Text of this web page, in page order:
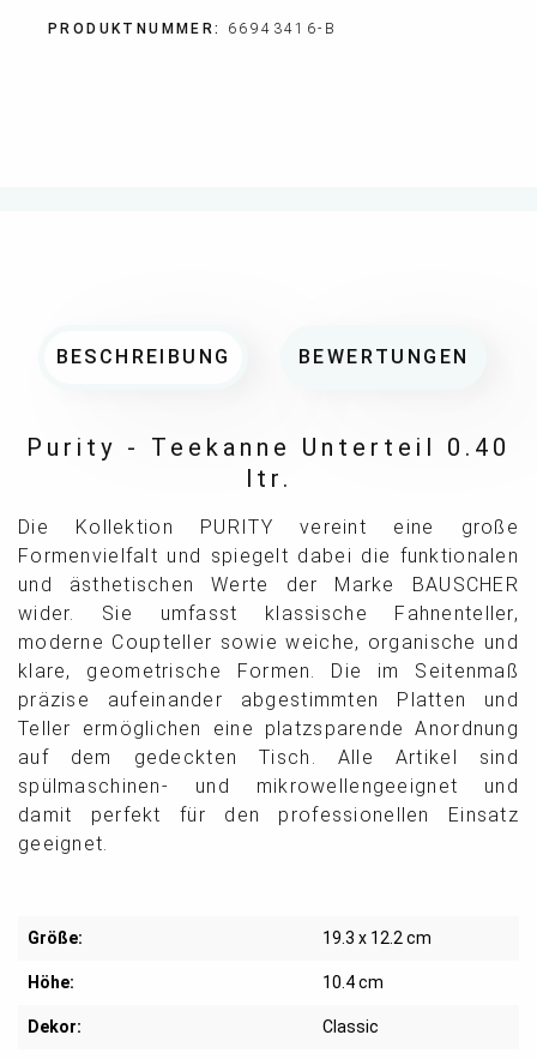
PRODUKTNUMMER: 66943416-B
BESCHREIBUNG BEWERTUNGEN
Purity - Teekanne Unterteil 0.40
ltr.
Die Kollektion PURITY vereint eine große
Formenvielfalt und spiegelt dabei die funktionalen
und ästhetischen Werte der Marke BAUSCHER
wider. Sie umfasst klassische Fahnenteller,
moderne Coupteller sowie weiche, organische und
klare, geometrische Formen. Die im Seitenmaß
präzise aufeinander abgestimmten Platten und
Teller ermöglichen eine platzsparende Anordnung
auf dem gedeckten Tisch. Alle Artikel sind
spülmaschinen- und mikrowellengeeignet und
damit perfekt für den professionellen Einsatz
geeignet.
Größe: 19.3 x 12.2 cm
Höhe: 10.4 cm
Dekor: Classic